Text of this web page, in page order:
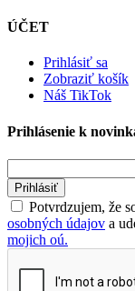
ÚČET
Prihlásiť sa
Zobraziť košík
Náš TikTok
Prihlásenie k
Prihlásiť
Potvrdzujem, že
osobných údajov a
mojich oú.